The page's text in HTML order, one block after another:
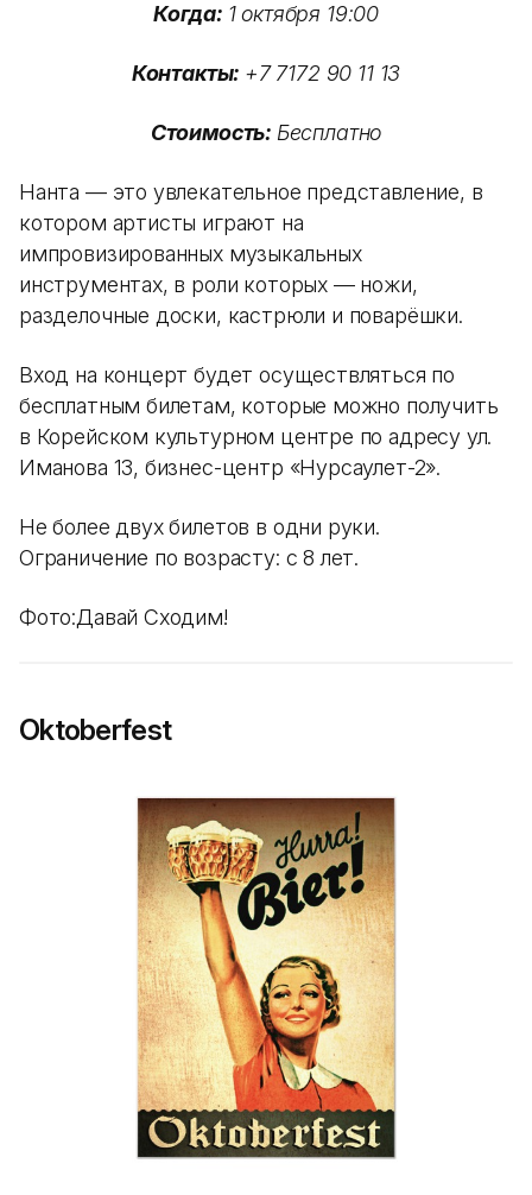
Когда: 1 октября 19:00
Контакты: +7 7172 90 11 13
Стоимость: Бесплатно
Нанта — это увлекательное представление, в
котором артисты играют на
импровизированных музыкальных
инструментах, в роли которых — ножи,
разделочные доски, кастрюли и поварёшки.
Вход на концерт будет осуществляться по
бесплатным билетам, которые можно получить
в Корейском культурном центре по адресу ул.
Иманова 13, бизнес-центр «Нурсаулет-2».
Не более двух билетов в одни руки.
Ограничение по возрасту: с 8 лет.
Фото:Давай Сходим!
Oktoberfest